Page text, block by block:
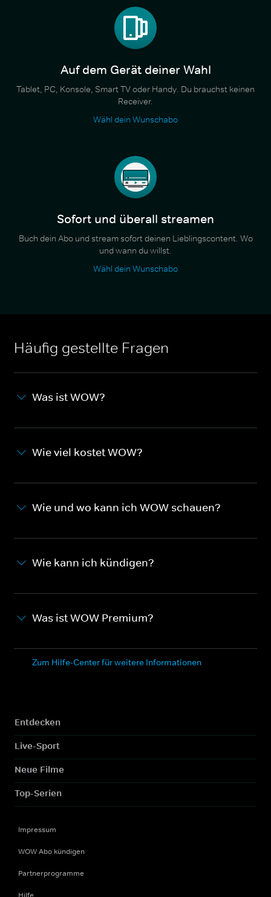
Auf dem Gerät deiner Wahl
Tablet, PC, Konsole, Smart TV oder Handy. Du brauchst keinen
Receiver.
Wähl dein Wunschabo
Sofort und überall streamen
Buch dein Abo und stream sofort deinen Lieblingscontent. Wo
und wann du willst.
Wähl dein Wunschabo
Häufig gestellte Fragen
Was ist WOW?
Wie viel kostet WOW?
Wie und wo kann ich WOW schauen?
Wie kann ich kündigen?
Was ist WOW Premium?
Zum Hilfe-Center für weitere Informationen
Entdecken
Live-Sport
Neue Filme
Top-Serien
Impressum
WOW Abo kündigen
Partnerprogramme